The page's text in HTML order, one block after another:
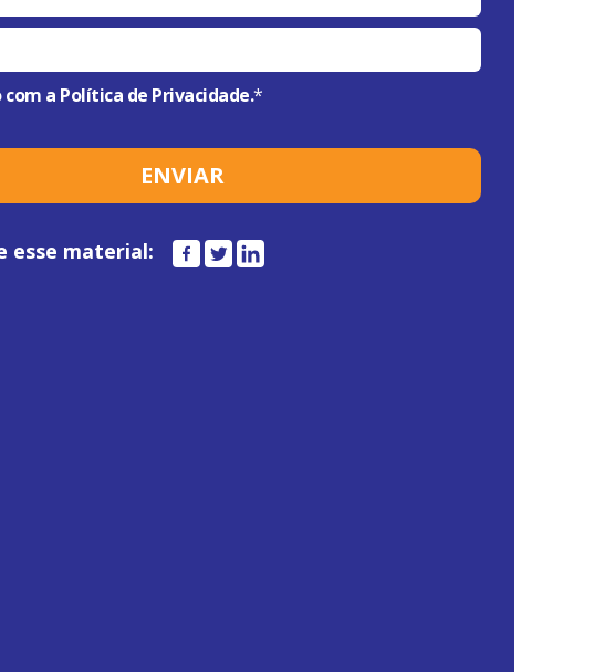
com a Política de Privacidade.*
esse material: